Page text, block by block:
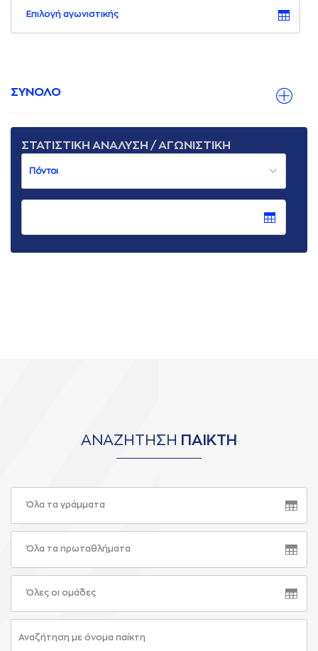
Επιλογή αγωνιστικής
ΣΥΝΟΛΟ
ΣΤΑΤΙΣΤΙΚΗ ΑΝΑΛΥΣΗ / ΑΓΩΝΙΣΤΙΚΗ
ΑΝΑΖΗΤΗΣΗ ΠΑΙΚΤΗ
Όλα τα γράμματα
Όλα τα πρωταθλήματα
Όλες οι ομάδες